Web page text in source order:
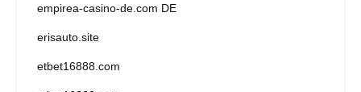
empirea-casino-de.com DE
erisauto.site
etbet16888.com